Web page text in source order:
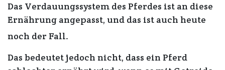
Das Verdauungssystem des Pferdes ist an diese
Ernährung angepasst, und das ist auch heute
noch der Fall.
Das bedeutet jedoch nicht, dass ein Pferd